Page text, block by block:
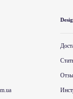
износостойкости.